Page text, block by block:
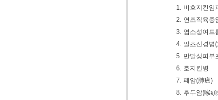
1. 비호지킨임
2. 연조직육종
3. 염소성여드
4. 말초신경병
5. 만발성피부
6. 호지킨병
7. 폐암(肺癌)
8. 후두암(喉